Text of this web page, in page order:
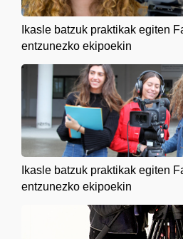
Ikasle batzuk praktikak egiten
entzunezko ekipoekin
Ikasle batzuk praktikak egiten
entzunezko ekipoekin